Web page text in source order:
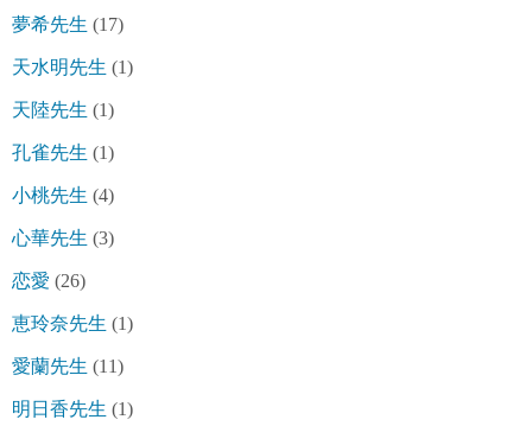
夢希先生 (17)
天水明先生 (1)
天陸先生 (1)
孔雀先生 (1)
小桃先生 (4)
心華先生 (3)
恋愛 (26)
恵玲奈先生 (1)
愛蘭先生 (11)
明日香先生 (1)